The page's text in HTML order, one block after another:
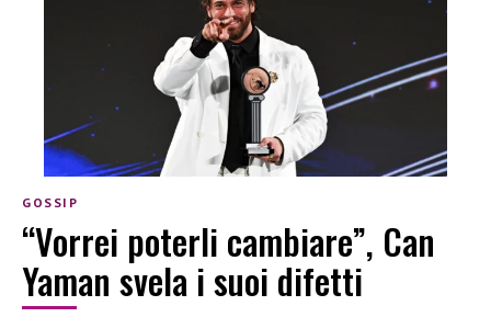
GOSSIP
“Vorrei poterli cambiare”, Can
Yaman svela i suoi difetti